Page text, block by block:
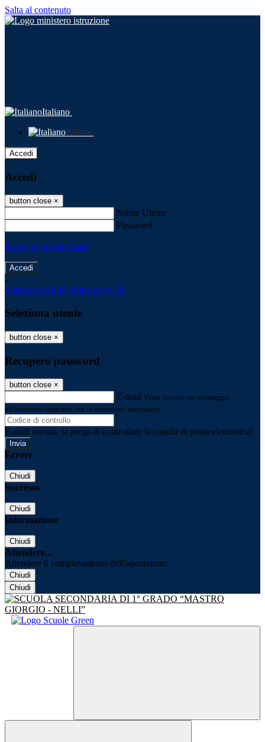
Salta al contenuto
Italiano
Italiano
Accedi
Accedi
button close ×
Nome Utente
Password
Password dimenticata?
-
Entra con SPID Entra con CIE
Seleziona utente
button close ×
Recupero password
button close ×
E-mail Verrà inviato un messaggio
all'indirizzo indicato con le istruzioni necessarie.
E-mail inviata, si prega di controllare la casella di posta elettronica!
Errore
Chiudi
Successo
Chiudi
Informazione
Chiudi
Attendere...
Attendere il completamento dell'operazione...
Chiudi
Chiudi